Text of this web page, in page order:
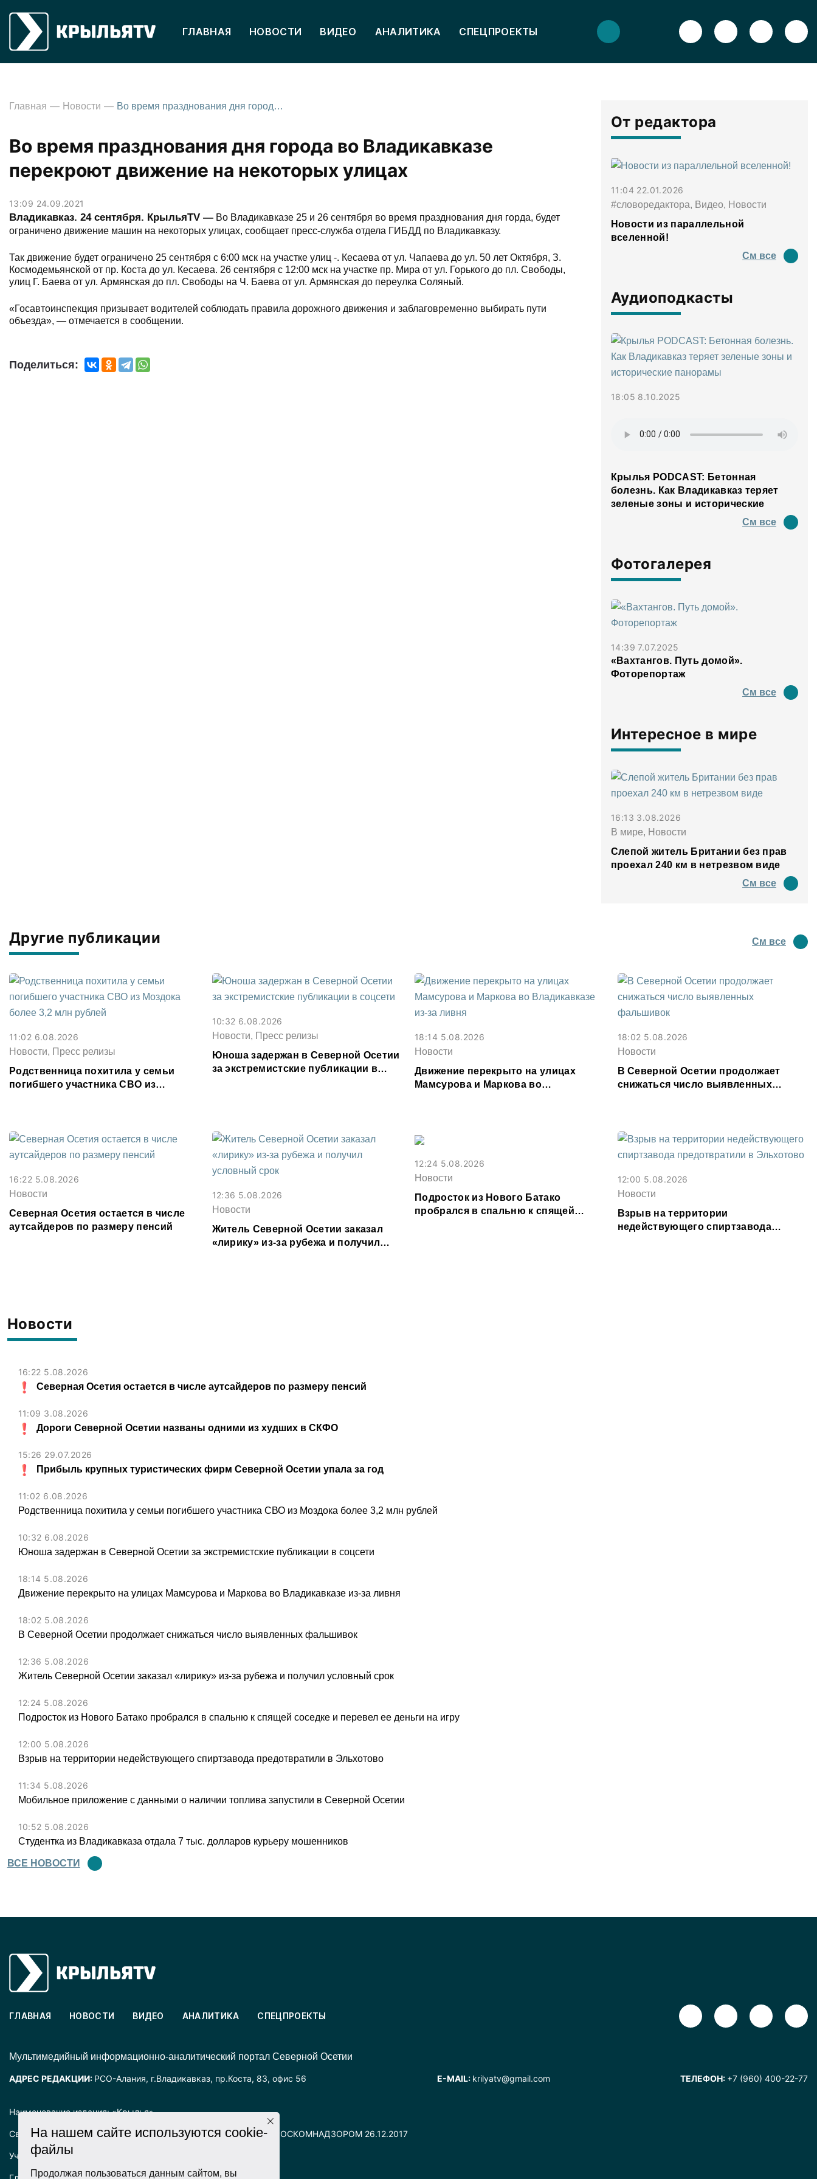
ГЛАВНАЯ НОВОСТИ ВИДЕО АНАЛИТИКА СПЕЦПРОЕКТЫ
Новости
16:22 5.08.2026
Северная Осетия остается в числе аутсайдеров по размеру пенсий
11:09 3.08.2026
Дороги Северной Осетии названы одними из худших в СКФО
15:26 29.07.2026
Прибыль крупных туристических фирм Северной Осетии упала за год
11:02 6.08.2026
Родственница похитила у семьи погибшего участника СВО из Моздока более 3,2 млн рублей
10:32 6.08.2026
Юноша задержан в Северной Осетии за экстремистские публикации в соцсети
18:14 5.08.2026
Движение перекрыто на улицах Мамсурова и Маркова во Владикавказе из-за ливня
18:02 5.08.2026
В Северной Осетии продолжает снижаться число выявленных фальшивок
12:36 5.08.2026
Житель Северной Осетии заказал «лирику» из-за рубежа и получил условный срок
12:24 5.08.2026
Подросток из Нового Батако пробрался в спальню к спящей соседке и перевел ее деньги на игру
12:00 5.08.2026
Взрыв на территории недействующего спиртзавода предотвратили в Эльхотово
11:34 5.08.2026
Мобильное приложение с данными о наличии топлива запустили в Северной Осетии
10:52 5.08.2026
Студентка из Владикавказа отдала 7 тыс. долларов курьеру мошенников
ВСЕ НОВОСТИ
Главная Новости Во время празднования дня города во Владикавказе перекроют движение на некоторых улицах
Во время празднования дня города во Владикавказе
перекроют движение на некоторых улицах
13:09 24.09.2021
Владикавказ. 24 сентября. КрыльяТV — Во Владикавказе 25 и 26 сентября во время празднования дня горда, будет
ограничено движение машин на некоторых улицах, сообщает пресс-служба отдела ГИБДД по Владикавказу.
Так движение будет ограничено 25 сентября c 6:00 мск на участке улиц -. Кесаева от ул. Чапаева до ул. 50 лет Октября, З.
Космодемьянской от пр. Коста до ул. Кесаева. 26 сентября с 12:00 мск на участке пр. Мира от ул. Горького до пл. Свободы,
улиц Г. Баева от ул. Армянская до пл. Свободы на Ч. Баева от ул. Армянская до переулка Соляный.
«Госавтоинспекция призывает водителей соблюдать правила дорожного движения и заблаговременно выбирать пути
объезда», — отмечается в сообщении.
Поделиться:
От редактора
11:04 22.01.2026
#словоредактора, Видео, Новости
Новости из параллельной
вселенной!
См все
Аудиоподкасты
18:05 8.10.2025
Крылья PODCAST: Бетонная
болезнь. Как Владикавказ теряет
зеленые зоны и исторические
См все
Фотогалерея
14:39 7.07.2025
«Вахтангов. Путь домой».
Фоторепортаж
См все
Интересное в мире
16:13 3.08.2026
В мире, Новости
Слепой житель Британии без прав
проехал 240 км в нетрезвом виде
См все
Другие публикации См все
11:02 6.08.2026
Новости, Пресс релизы
Родственница похитила у семьи
погибшего участника СВО из
10:32 6.08.2026
Новости, Пресс релизы
Юноша задержан в Северной Осетии
за экстремистские публикации в
18:14 5.08.2026
Новости
Движение перекрыто на улицах
Мамсурова и Маркова во
18:02 5.08.2026
Новости
В Северной Осетии продолжает
снижаться число выявленных
16:22 5.08.2026
Новости
Северная Осетия остается в числе
аутсайдеров по размеру пенсий
12:36 5.08.2026
Новости
Житель Северной Осетии заказал
«лирику» из-за рубежа и получил
12:24 5.08.2026
Новости
Подросток из Нового Батако
пробрался в спальню к спящей
12:00 5.08.2026
Новости
Взрыв на территории
недействующего спиртзавода
Наименование издания: «Крылья».
Свидетельство о регистрации СМИ ЭЛ № ФС77-72025 выдано РОСКОМНАДЗОРОМ 26.12.2017
Учредитель: ООО «Крылья».
ГЛАВНАЯ НОВОСТИ ВИДЕО АНАЛИТИКА СПЕЦПРОЕКТЫ
Mультимедийный информационно-аналитический портал Северной Осетии
АДРЕС РЕДАКЦИИ: РСО-Алания, г.Владикавказ, пр.Коста, 83, офис 56 E-MAIL: krilyatv@gmail.com ТЕЛЕФОН: +7 (960) 400-22-77
На нашем сайте используются cookie-
файлы
Продолжая пользоваться данным сайтом, вы